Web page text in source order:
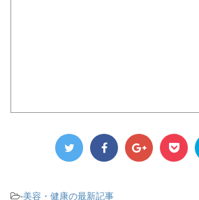
-美容・健康の最新記事